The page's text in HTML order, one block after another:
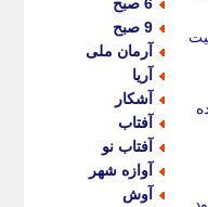
9 صبح
آرمان ملی
آریا
آشکار
آفتاب
آفتاب نو
آوازه شهر
آوش